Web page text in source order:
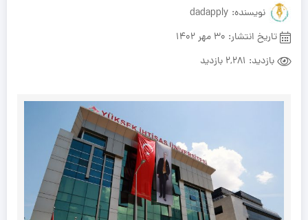
نویسنده: dadapply
تاریخ انتشار: 30 مهر 1402
بازدید: 2,281 بازدید